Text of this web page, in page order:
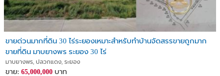
ขายด่วนมากที่ดิน 30 ไร่ระยองเหมาะสำหรับทำบ้านจัดสรรขายถูกมาก
ขายที่ดิน มาบยางพร ระยอง 30 ไร่
มาบยางพร, ปลวกแดง, ระยอง
ขาย: 65,000,000 บาท